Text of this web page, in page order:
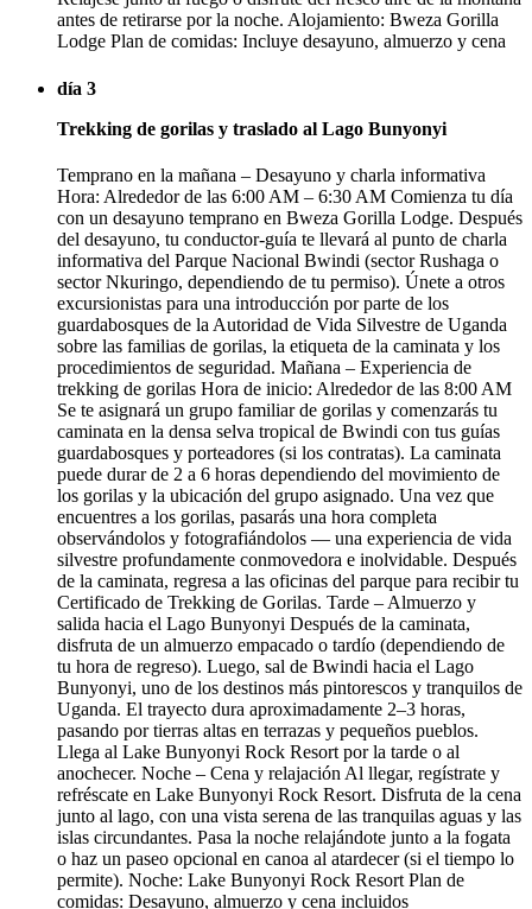
antes de retirarse por la noche. Alojamiento: Bweza Gorilla
Lodge Plan de comidas: Incluye desayuno, almuerzo y cena
día 3
Trekking de gorilas y traslado al Lago Bunyonyi
Temprano en la mañana – Desayuno y charla informativa
Hora: Alrededor de las 6:00 AM – 6:30 AM Comienza tu día
con un desayuno temprano en Bweza Gorilla Lodge. Después
del desayuno, tu conductor-guía te llevará al punto de charla
informativa del Parque Nacional Bwindi (sector Rushaga o
sector Nkuringo, dependiendo de tu permiso). Únete a otros
excursionistas para una introducción por parte de los
guardabosques de la Autoridad de Vida Silvestre de Uganda
sobre las familias de gorilas, la etiqueta de la caminata y los
procedimientos de seguridad. Mañana – Experiencia de
trekking de gorilas Hora de inicio: Alrededor de las 8:00 AM
Se te asignará un grupo familiar de gorilas y comenzarás tu
caminata en la densa selva tropical de Bwindi con tus guías
guardabosques y porteadores (si los contratas). La caminata
puede durar de 2 a 6 horas dependiendo del movimiento de
los gorilas y la ubicación del grupo asignado. Una vez que
encuentres a los gorilas, pasarás una hora completa
observándolos y fotografiándolos — una experiencia de vida
silvestre profundamente conmovedora e inolvidable. Después
de la caminata, regresa a las oficinas del parque para recibir tu
Certificado de Trekking de Gorilas. Tarde – Almuerzo y
salida hacia el Lago Bunyonyi Después de la caminata,
disfruta de un almuerzo empacado o tardío (dependiendo de
tu hora de regreso). Luego, sal de Bwindi hacia el Lago
Bunyonyi, uno de los destinos más pintorescos y tranquilos de
Uganda. El trayecto dura aproximadamente 2–3 horas,
pasando por tierras altas en terrazas y pequeños pueblos.
Llega al Lake Bunyonyi Rock Resort por la tarde o al
anochecer. Noche – Cena y relajación Al llegar, regístrate y
refréscate en Lake Bunyonyi Rock Resort. Disfruta de la cena
junto al lago, con una vista serena de las tranquilas aguas y las
islas circundantes. Pasa la noche relajándote junto a la fogata
o haz un paseo opcional en canoa al atardecer (si el tiempo lo
permite). Noche: Lake Bunyonyi Rock Resort Plan de
comidas: Desayuno, almuerzo y cena incluidos